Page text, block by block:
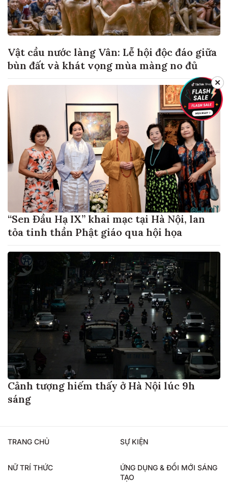
Vật cầu nước làng Vân: Lễ hội độc đáo giữa
bùn đất và khát vọng mùa màng no đủ
“Sen Đầu Hạ IX” khai mạc tại Hà Nội, lan
tỏa tinh thần Phật giáo qua hội họa
Cảnh tượng hiếm thấy ở Hà Nội lúc 9h
sáng
TRANG CHỦ SỰ KIỆN
NỮ TRÍ THỨC
ỨNG DỤNG & ĐỔI MỚI SÁNG
TẠO
✕